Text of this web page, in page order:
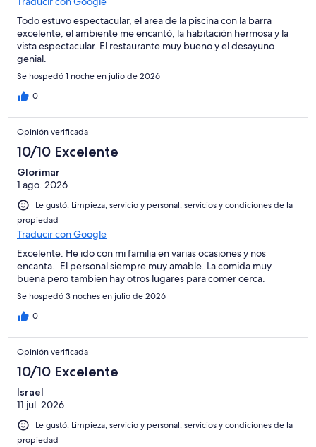
Todo estuvo espectacular, el area de la piscina con la barra
excelente, el ambiente me encantó, la habitación hermosa y la
vista espectacular. El restaurante muy bueno y el desayuno
genial.
Se hospedó 1 noche en julio de 2026
0
Opinión verificada
10/10 Excelente
Glorimar
1 ago. 2026
Le gustó: Limpieza, servicio y personal, servicios y condiciones de la
propiedad
Traducir con Google
Excelente. He ido con mi familia en varias ocasiones y nos
encanta.. El personal siempre muy amable. La comida muy
buena pero tambien hay otros lugares para comer cerca.
Se hospedó 3 noches en julio de 2026
0
Opinión verificada
10/10 Excelente
Israel
11 jul. 2026
Le gustó: Limpieza, servicio y personal, servicios y condiciones de la
propiedad